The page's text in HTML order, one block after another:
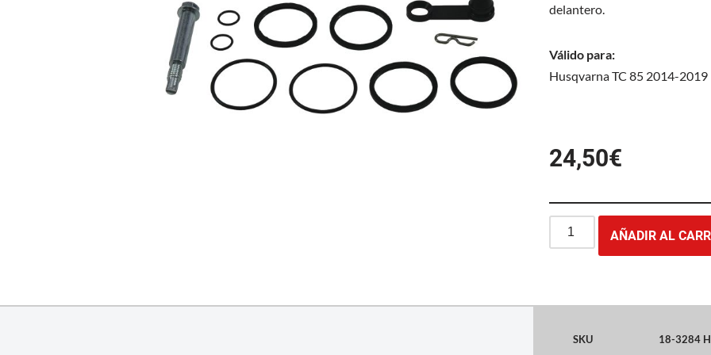
delantero.
Válido para:
Husqvarna TC 85 2014-2019
24,50€
AÑADIR AL
SKU
18-3284